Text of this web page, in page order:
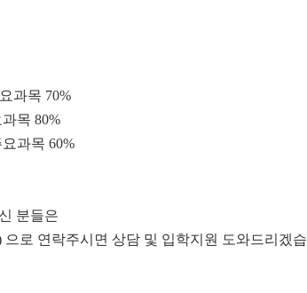
과목 70%
목 80%
과목 60%
분들은
로 연락주시면 상담 및 입학지원 도와드리겠습